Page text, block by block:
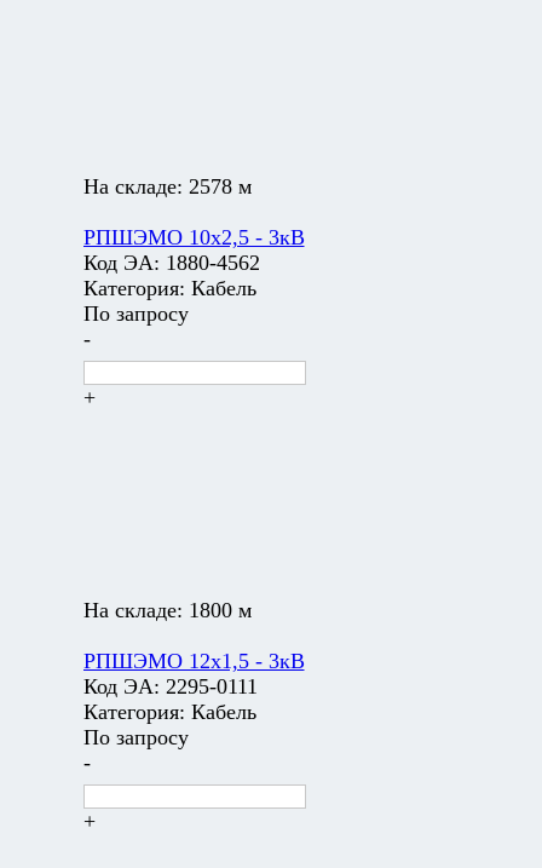
На складе: 2578 м
РПШЭМО 10х2,5 - 3кВ
Код ЭА: 1880-4562
Категория: Кабель
По запросу
-
+
На складе: 1800 м
РПШЭМО 12х1,5 - 3кВ
Код ЭА: 2295-0111
Категория: Кабель
По запросу
-
+